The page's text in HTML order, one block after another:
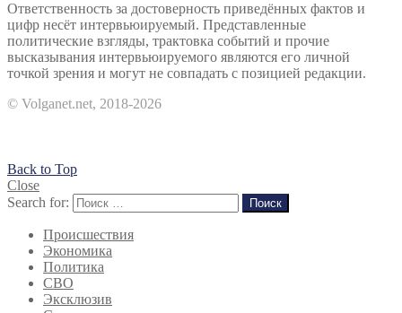
Ответственность за достоверность приведённых фактов и
цифр несёт интервьюируемый. Представленные
политические взгляды, трактовка событий и прочие
высказывания интервьюируемого являются его личной
точкой зрения и могут не совпадать с позицией редакции.
© Volganet.net, 2018-2026
Back to Top
Close
Search for:
Поиск
Происшествия
Экономика
Политика
СВО
Эксклюзив